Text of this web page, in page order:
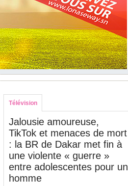
Télévision
Jalousie amoureuse,
TikTok et menaces de mort
: la BR de Dakar met fin à
une violente « guerre »
entre adolescentes pour un
homme